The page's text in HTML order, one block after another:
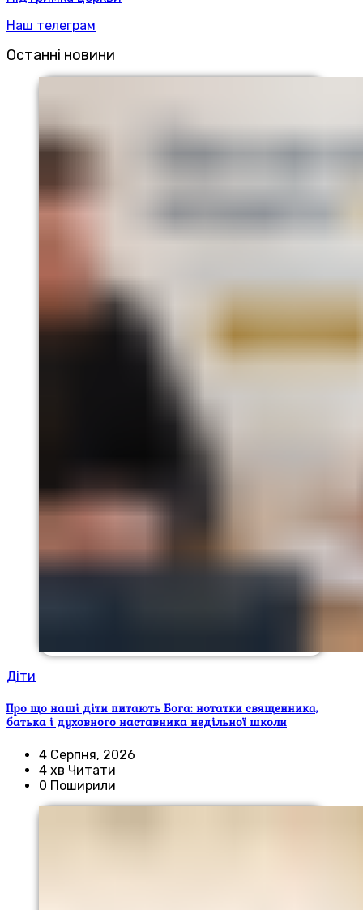
Наш телеграм
Останні новини
Діти
Про що наші діти питають Бога: нотатки священника,
батька і духовного наставника недільної школи
4 Серпня, 2026
4 хв Читати
0 Поширили